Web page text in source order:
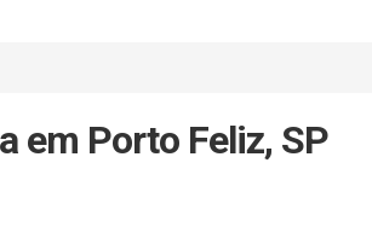
em Porto Feliz, SP